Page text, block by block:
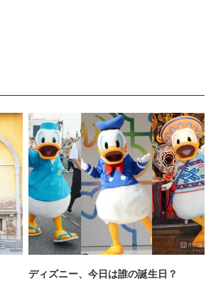
ディズニー、今日は誰の誕生日？